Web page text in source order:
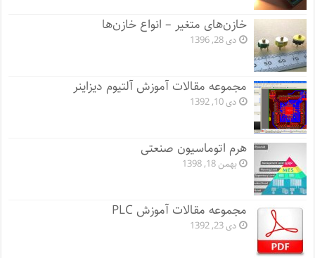
خازن‌های متغیر – انواع خازن‌ها
دی 28, 1396
مجموعه مقالات آموزش آلتیوم دیزاینر
دی 10, 1392
هرم اتوماسیون صنعتی
بهمن 18, 1398
مجموعه مقالات آموزش PLC
دی 23, 1392